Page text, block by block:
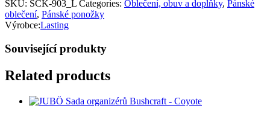
SKU: SCK-903_L Categories: Oblečení, obuv a doplňky, Pánské
oblečení, Pánské ponožky
Výrobce:Lasting
Související produkty
Related products